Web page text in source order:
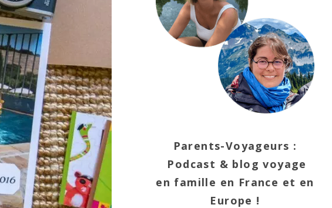
Parents-Voyageurs :
Podcast & blog voyage
en famille en France et en
Europe !